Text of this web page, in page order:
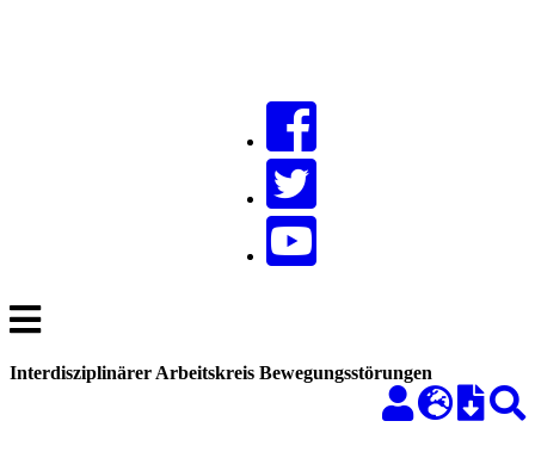
Interdisziplinärer Arbeitskreis Bewegungsstörungen